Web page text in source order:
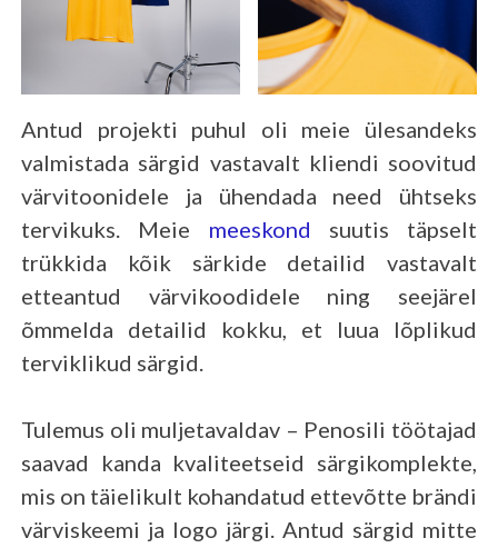
Antud projekti puhul oli meie ülesandeks
valmistada särgid vastavalt kliendi soovitud
värvitoonidele ja ühendada need ühtseks
tervikuks. Meie meeskond suutis täpselt
trükkida kõik särkide detailid vastavalt
etteantud värvikoodidele ning seejärel
õmmelda detailid kokku, et luua lõplikud
terviklikud särgid.
Tulemus oli muljetavaldav – Penosili töötajad
saavad kanda kvaliteetseid särgikomplekte,
mis on täielikult kohandatud ettevõtte brändi
värviskeemi ja logo järgi. Antud särgid mitte